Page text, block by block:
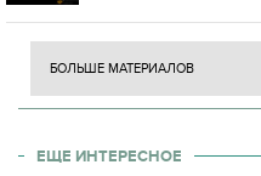
БОЛЬШЕ МАТЕРИАЛОВ
ЕЩЕ ИНТЕРЕСНОЕ